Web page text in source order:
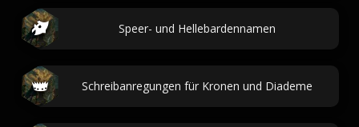
Speer- und Hellebardennamen
Schreibanregungen für Kronen und Diademe